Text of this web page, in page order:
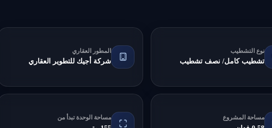
نوع التشطيب
تشطيب كامل/ نصف تشطيب
المطور العقاري
شركة أجيك للتطوير العقاري
مساحة المشروع مساحة الوحدة تبدأ من